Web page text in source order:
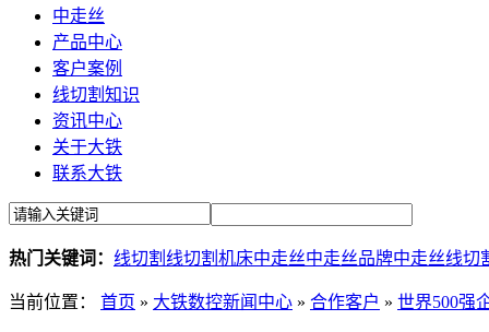
中走丝
产品中心
客户案例
线切割知识
资讯中心
关于大铁
联系大铁
热门关键词： 线切割 线切割机床中走丝中走丝品牌中走丝线切
当前位置： 首页 » 大铁数控新闻中心 » 合作客户 » 世界500强